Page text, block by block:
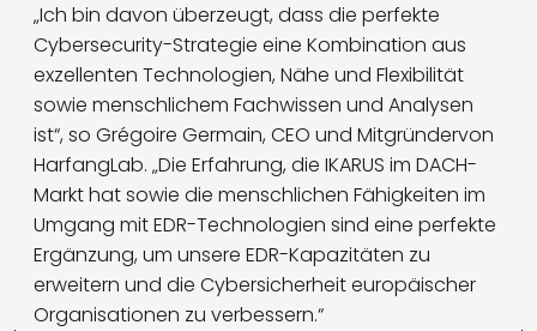
„Ich bin davon überzeugt, dass die perfekte
Cybersecurity-Strategie eine Kombination aus
exzellenten Technologien, Nähe und Flexibilität
sowie menschlichem Fachwissen und Analysen
ist“, so Grégoire Germain, CEO und Mitgründervon
HarfangLab. „Die Erfahrung, die IKARUS im DACH-
Markt hat sowie die menschlichen Fähigkeiten im
Umgang mit EDR-Technologien sind eine perfekte
Ergänzung, um unsere EDR-Kapazitäten zu
erweitern und die Cybersicherheit europäischer
Organisationen zu verbessern.“